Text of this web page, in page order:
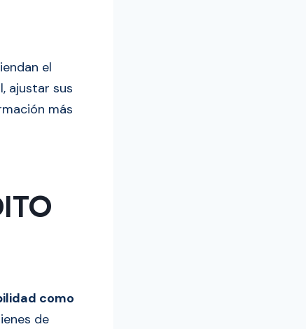
el
ajustar sus
más
como
de